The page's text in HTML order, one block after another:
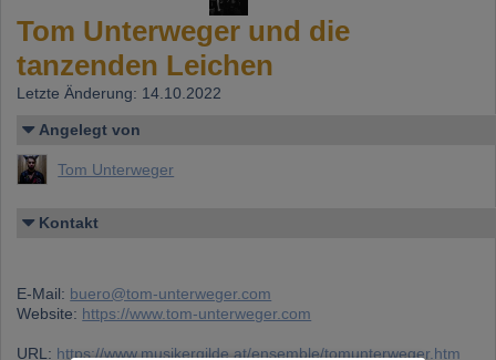
Tom Unterweger und die
tanzenden Leichen
Letzte Änderung: 14.10.2022
Angelegt von
Tom Unterweger
Kontakt
E-Mail: buero@tom-unterweger.com
Website: https://www.tom-unterweger.com
URL: https://www.musikergilde.at/ensemble/tomunterweger.htm